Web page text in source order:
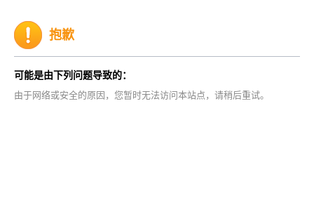
抱歉
可能是由下列问题导致的：
由于网络或安全的原因，您暂时无法访问本站点，请稍后重试。